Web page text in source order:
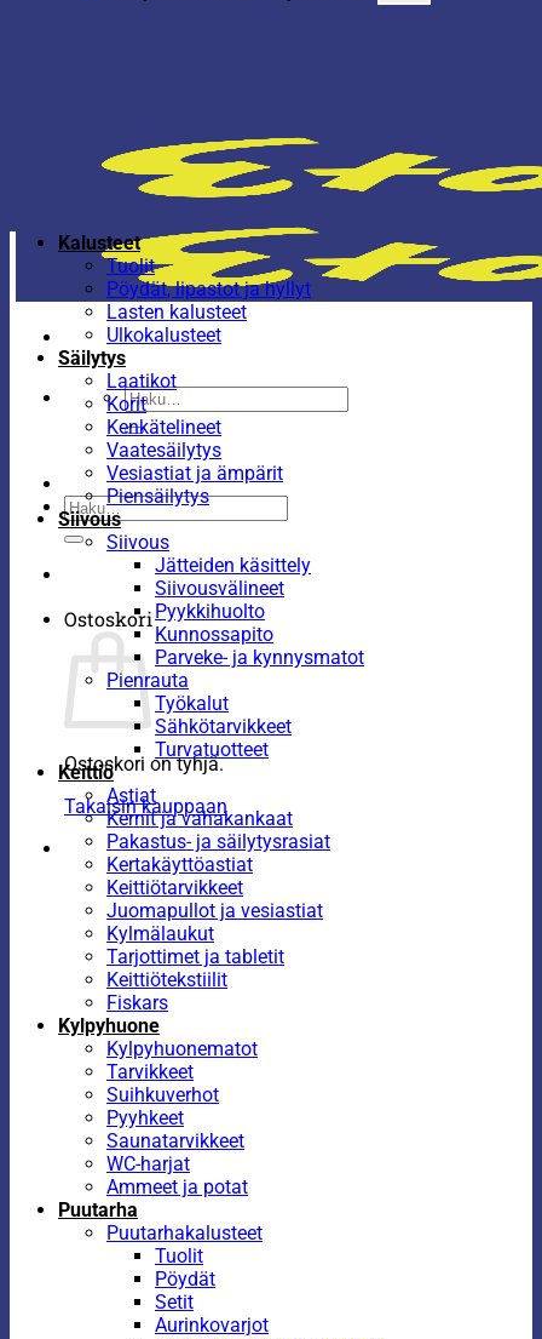
Etsi:
Etsi:
Ostoskori
Ostoskori on tyhjä.
Takaisin kauppaan
Kalusteet
Tuolit
Pöydät, lipastot ja hyllyt
Lasten kalusteet
Ulkokalusteet
Säilytys
Laatikot
Korit
Kenkätelineet
Vaatesäilytys
Vesiastiat ja ämpärit
Piensäilytys
Siivous
Siivous
Jätteiden käsittely
Siivousvälineet
Pyykkihuolto
Kunnossapito
Parveke- ja kynnysmatot
Pienrauta
Työkalut
Sähkötarvikkeet
Turvatuotteet
Keittiö
Astiat
Kernit ja vahakankaat
Pakastus- ja säilytysrasiat
Kertakäyttöastiat
Keittiötarvikkeet
Juomapullot ja vesiastiat
Kylmälaukut
Tarjottimet ja tabletit
Keittiötekstiilit
Fiskars
Kylpyhuone
Kylpyhuonematot
Tarvikkeet
Suihkuverhot
Pyyhkeet
Saunatarvikkeet
WC-harjat
Ammeet ja potat
Puutarha
Puutarhakalusteet
Tuolit
Pöydät
Setit
Aurinkovarjot